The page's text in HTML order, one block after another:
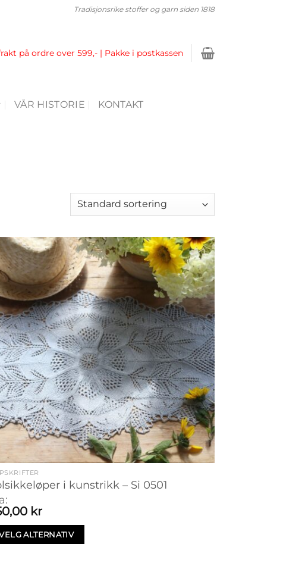
Tradisjonsrike stoffer og garn siden 1818
på ordre over 599,- | Pakke i postkassen
VÅR HISTORIE KONTAKT
i kunstrikk – Si 0501
kr
ALTERNATIV